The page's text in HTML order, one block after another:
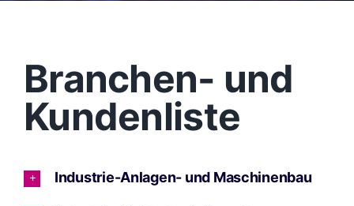
Branchen- und
Kundenliste
Industrie-Anlagen- und Maschinenbau